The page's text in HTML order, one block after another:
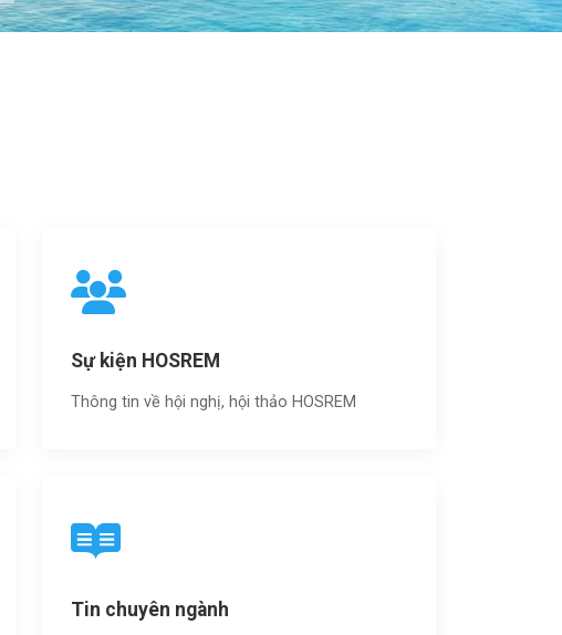
Sự kiện HOSREM
Thông tin về hội nghị, hội thảo HOSREM
Tin chuyên ngành